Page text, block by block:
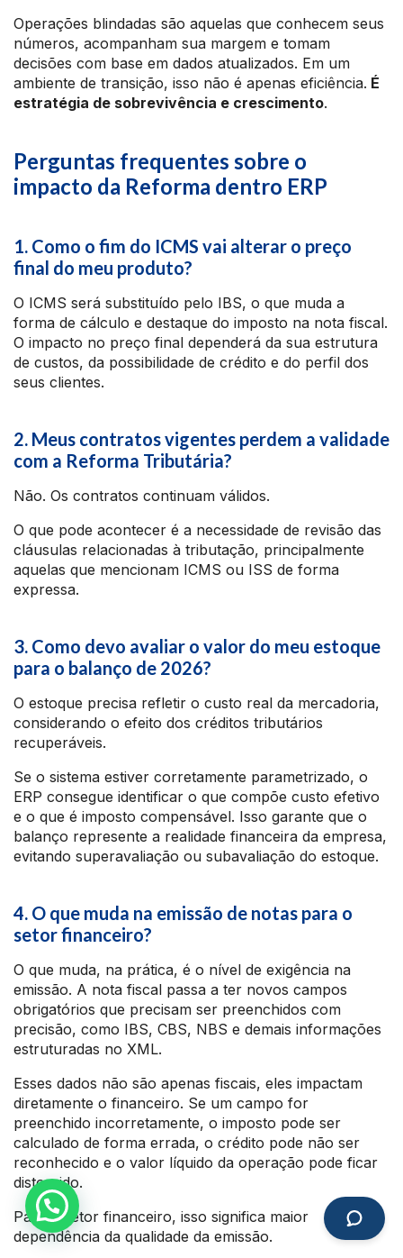
Operações blindadas são aquelas que conhecem seus
números, acompanham sua margem e tomam
decisões com base em dados atualizados. Em um
ambiente de transição, isso não é apenas eficiência. É
estratégia de sobrevivência e crescimento.
Perguntas frequentes sobre o
impacto da Reforma dentro ERP
1. Como o fim do ICMS vai alterar o preço
final do meu produto?
O ICMS será substituído pelo IBS, o que muda a
forma de cálculo e destaque do imposto na nota fiscal.
O impacto no preço final dependerá da sua estrutura
de custos, da possibilidade de crédito e do perfil dos
seus clientes.
2. Meus contratos vigentes perdem a validade
com a Reforma Tributária?
Não. Os contratos continuam válidos.
O que pode acontecer é a necessidade de revisão das
cláusulas relacionadas à tributação, principalmente
aquelas que mencionam ICMS ou ISS de forma
expressa.
3. Como devo avaliar o valor do meu estoque
para o balanço de 2026?
O estoque precisa refletir o custo real da mercadoria,
considerando o efeito dos créditos tributários
recuperáveis.
Se o sistema estiver corretamente parametrizado, o
ERP consegue identificar o que compõe custo efetivo
e o que é imposto compensável. Isso garante que o
balanço represente a realidade financeira da empresa,
evitando superavaliação ou subavaliação do estoque.
4. O que muda na emissão de notas para o
setor financeiro?
O que muda, na prática, é o nível de exigência na
emissão. A nota fiscal passa a ter novos campos
obrigatórios que precisam ser preenchidos com
precisão, como IBS, CBS, NBS e demais informações
estruturadas no XML.
Esses dados não são apenas fiscais, eles impactam
diretamente o financeiro. Se um campo for
preenchido incorretamente, o imposto pode ser
calculado de forma errada, o crédito pode não ser
reconhecido e o valor líquido da operação pode ficar
distorcido.
Para o setor financeiro, isso significa maior
dependência da qualidade da emissão.